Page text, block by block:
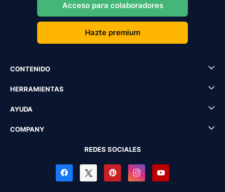
Acceso para colaboradores
Hazte premium
CONTENIDO
HERRAMIENTAS
AYUDA
COMPANY
REDES SOCIALES